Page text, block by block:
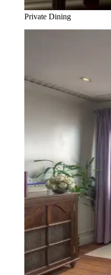
Private Dining